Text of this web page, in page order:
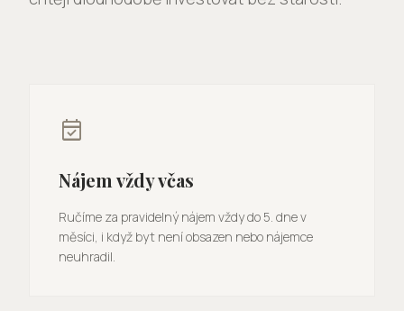
event_available
Nájem vždy včas
Ručíme za pravidelný nájem vždy do 5. dne v
měsíci, i když byt není obsazen nebo nájemce
neuhradil.